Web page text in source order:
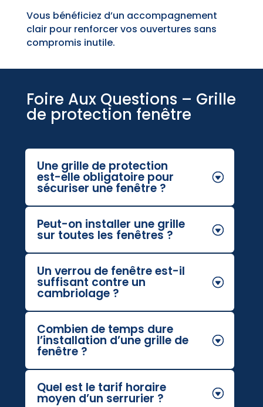
Vous bénéficiez d’un accompagnement
clair pour renforcer vos ouvertures sans
compromis inutile.
Foire Aux Questions – Grille
de protection fenêtre
Une grille de protection
est-elle obligatoire pour
sécuriser une fenêtre ?
Peut-on installer une grille
sur toutes les fenêtres ?
Un verrou de fenêtre est-il
suffisant contre un
cambriolage ?
Combien de temps dure
l’installation d’une grille de
fenêtre ?
Quel est le tarif horaire
moyen d’un serrurier ?